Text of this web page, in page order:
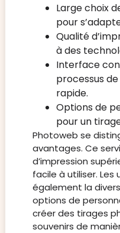
Large choix
pour
Qualité
à des
Interface
processus
rapide.
Options de
pour un
Photoweb se
avantages. Ce
d’impression
facile à utiliser.
également la
options de
créer des tirages
souvenirs de